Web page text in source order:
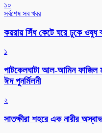
১০
সর্বশেষ সব খবর
কয়রায় সিঁধ কেটে ঘরে ঢুকে ওষুধ
১
পাটকেলঘাটা আল-আমিন ফাজিল
ঈদ পুনর্মিলনী
২
সাতক্ষীরা শহরে এক নারীর